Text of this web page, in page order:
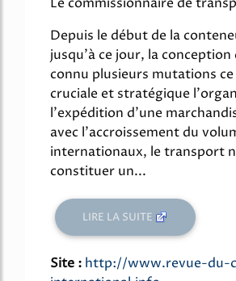
Depuis le début de la
jusqu'à ce jour, la
connu plusieurs mutations
cruciale et stratégique
l'expédition d'une
avec l'accroissement du
internationaux, le transport
constituer un...
LIRE LA SUITE
Site : http://www.revue-du-